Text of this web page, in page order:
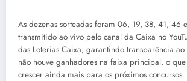
As dezenas sorteadas foram 06, 19, 38, 41, 46
transmitido ao vivo pelo canal da Caixa no
das Loterias Caixa, garantindo transparência
não houve ganhadores na faixa principal, o
crescer ainda mais para os próximos concursos.